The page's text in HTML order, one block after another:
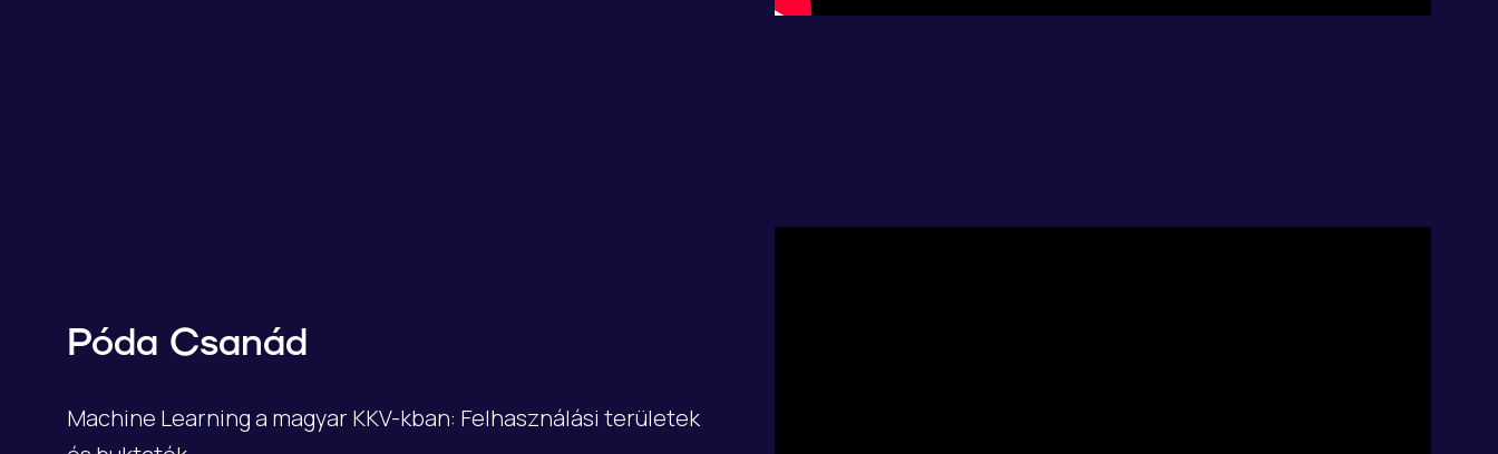
Póda Csanád
Machine Learning a magyar KKV-kban: Felhasználási területek